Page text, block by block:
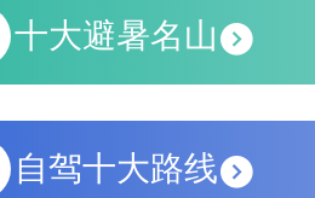
十大避暑名山
自驾十大路线